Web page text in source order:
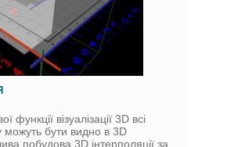
функції візуалізації 3D всі
можуть бути видно в 3D
побудова 3D інтерполяції за